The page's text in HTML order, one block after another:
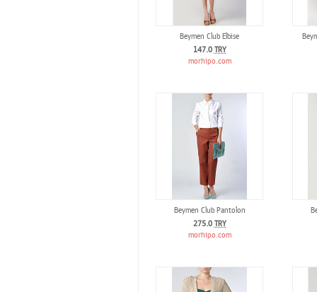
Beymen Club Elbise
147.0 TRY
morhipo.com
Beymen Club Pantolon
275.0 TRY
morhipo.com